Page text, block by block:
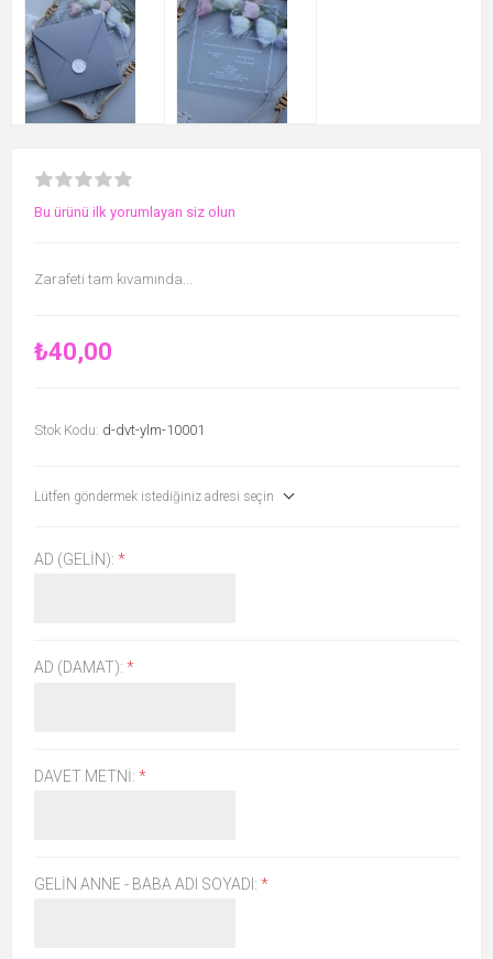
Bu ürünü ilk yorumlayan siz olun
Zarafeti tam kıvamında...
₺40,00
Stok Kodu: d-dvt-ylm-10001
Lütfen göndermek istediğiniz adresi seçin
AD (GELIN): *
AD (DAMAT): *
DAVET METNI: *
GELIN ANNE - BABA ADI SOYADI: *